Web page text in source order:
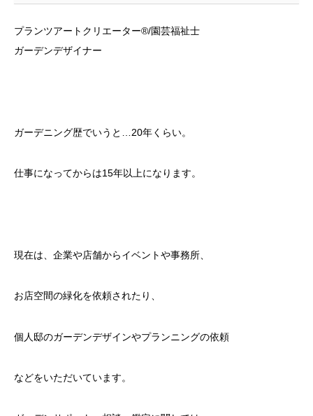
プランツアートクリエーター®/園芸福祉士
ガーデンデザイナー
ガーデニング歴でいうと…20年くらい。
仕事になってからは15年以上になります。
現在は、企業や店舗からイベントや事務所、
お店空間の緑化を依頼されたり、
個人邸のガーデンデザインやプランニングの依頼
などをいただいています。